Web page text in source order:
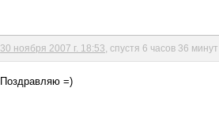
30 ноября 2007 г. 18:53 , спустя 6 часов 36
Поздравляю =)